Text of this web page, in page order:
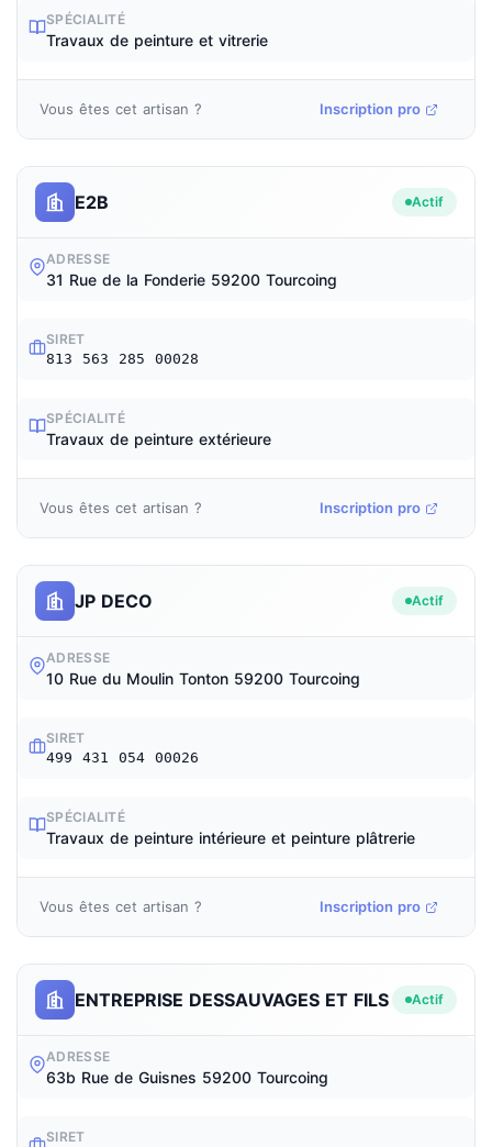
SPÉCIALITÉ
Travaux de peinture et vitrerie
Vous êtes cet artisan ? Inscription pro
E2B Actif
ADRESSE
31 Rue de la Fonderie 59200 Tourcoing
SIRET
813 563 285 00028
SPÉCIALITÉ
Travaux de peinture extérieure
Vous êtes cet artisan ? Inscription pro
JP DECO Actif
ADRESSE
10 Rue du Moulin Tonton 59200 Tourcoing
SIRET
499 431 054 00026
SPÉCIALITÉ
Travaux de peinture intérieure et peinture plâtrerie
Vous êtes cet artisan ? Inscription pro
ENTREPRISE DESSAUVAGES ET FILS Actif
ADRESSE
63b Rue de Guisnes 59200 Tourcoing
SIRET